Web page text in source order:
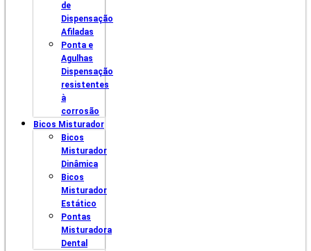
de
Dispensação
Afiladas
Ponta e
Agulhas
Dispensação
resistentes
à
corrosão
Bicos Misturador
Bicos
Misturador
Dinâmica
Bicos
Misturador
Estático
Pontas
Misturadora
Dental